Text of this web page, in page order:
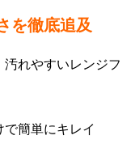
を徹底追及
れやすいレンジフ
簡単にキレイ